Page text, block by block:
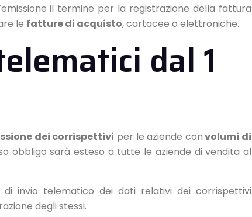
il termine per la registrazione della fattura
le fatture di acquisto, cartacee o elettroniche.
dal 1
dei corrispettivi per le aziende convolumi di
obbligo sarà esteso a tutte le aziende di vendita al
invio telematico dei dati relativi dei corrispettivi
degli stessi.